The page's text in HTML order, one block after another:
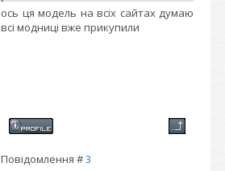
ось ця модель на всіх сайтах думаю
всі модниці вже прикупили
Повідомлення #3